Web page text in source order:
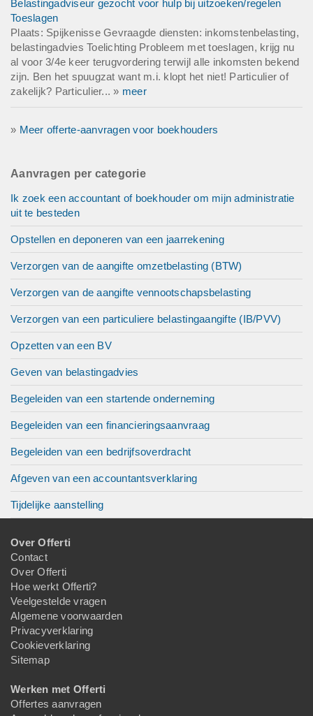
Belastingadviseur gezocht voor hulp bij uitzoeken/regelen
Toeslagen
Plaats: Spijkenisse Gevraagde diensten: inkomstenbelasting,
belastingadvies Toelichting Probleem met toeslagen, krijg nu
al voor 3/4e keer terugvordering terwijl alle inkomsten bekend
zijn. Ben het spuugzat want m.i. klopt het niet! Particulier of
zakelijk? Particulier... » meer
» Meer offerte-aanvragen voor boekhouders
Aanvragen per categorie
Ik zoek een accountant of boekhouder om mijn administratie
uit te besteden
Opstellen en deponeren van een jaarrekening
Verzorgen van de aangifte omzetbelasting (BTW)
Verzorgen van de aangifte vennootschapsbelasting
Verzorgen van een particuliere belastingaangifte (IB/PVV)
Opzetten van een BV
Geven van belastingadvies
Begeleiden van een startende onderneming
Begeleiden van een financieringsaanvraag
Begeleiden van een bedrijfsoverdracht
Afgeven van een accountantsverklaring
Tijdelijke aanstelling
Over Offerti
Contact
Over Offerti
Hoe werkt Offerti?
Veelgestelde vragen
Algemene voorwaarden
Privacyverklaring
Cookieverklaring
Sitemap
Werken met Offerti
Offertes aanvragen